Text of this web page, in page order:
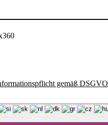
gemäß DSGVO